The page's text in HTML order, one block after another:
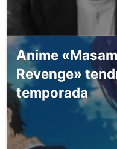
Anime
Revenge»
temporada